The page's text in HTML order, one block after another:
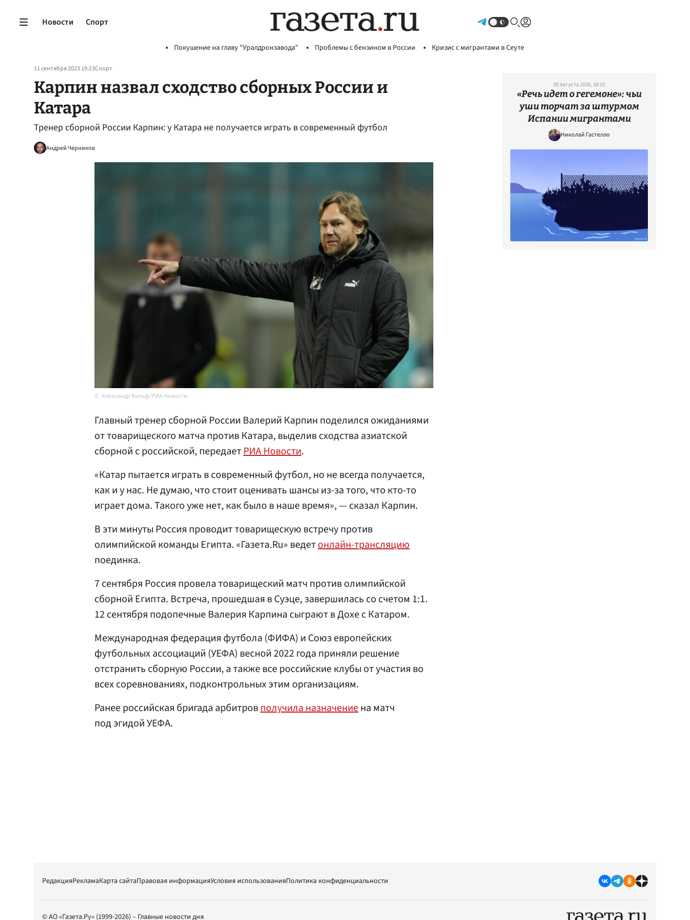
Новости Спорт
Покушение на главу "Уралдронзавода" Проблемы с бензином в России Кризис с мигрантами в Сеуте
11 сентября 2023 19:23Спорт
Карпин назвал сходство сборных России и
Катара
Тренер сборной России Карпин: у Катара не получается играть в современный футбол
Андрей Черников
Александр Вильф/РИА Новости
Главный тренер сборной России Валерий Карпин поделился ожиданиями
от товарищеского матча против Катара, выделив сходства азиатской
сборной с российской, передаетРИА Новости.
«Катар пытается играть в современный футбол, но не всегда получается,
как и у нас. Не думаю, что стоит оценивать шансы из-за того, что кто-то
играет дома. Такого уже нет, как было в наше время», — сказал Карпин.
В эти минуты Россия проводит товарищескую встречу против
олимпийской команды Египта. «Газета.Ru» ведетонлайн-трансляцию
поединка.
7 сентября Россия провела товарищеский матч против олимпийской
сборной Египта. Встреча, прошедшая в Суэце, завершилась со счетом 1:1.
12 сентября подопечные Валерия Карпина сыграют в Дохе с Катаром.
Международная федерация футбола (ФИФА) и Союз европейских
футбольных ассоциаций (УЕФА) весной 2022 года приняли решение
отстранить сборную России, а также все российские клубы от участия во
всех соревнованиях, подконтрольных этим организациям.
Ранее российская бригада арбитровполучила назначениена матч
под эгидой УЕФА.
05 августа 2026, 18:10
«Речь идет о гегемоне»: чьи
уши торчат за штурмом
Испании мигрантами
Николай Гастелло
РедакцияРекламаКарта сайтаПравовая информацияУсловия использованияПолитика конфиденциальности
© АО «Газета.Ру» (1999-2026) – Главные новости дня